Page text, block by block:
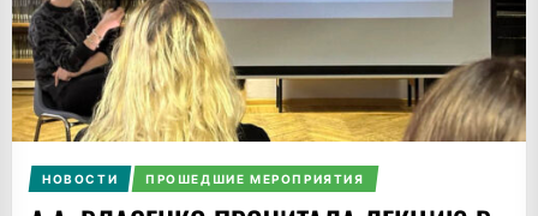
НОВОСТИ ПРОШЕДШИЕ МЕРОПРИЯТИЯ